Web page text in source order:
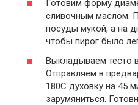
Готовим форму
сливочным маслом.
посуды мукой, а на
чтобы пирог было
Выкладываем тесто
Отправляем в
180С духовку на 45
зарумяниться.